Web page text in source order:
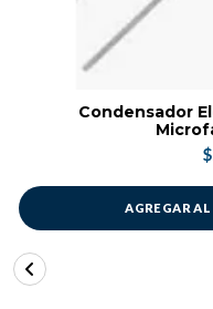
Condensador
AGREGAR